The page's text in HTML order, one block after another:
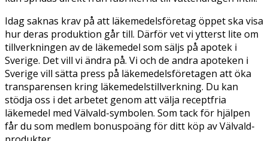
Idag saknas krav på att läkemedelsföretag öppet ska visa
hur deras produktion går till. Därför vet vi ytterst lite om
tillverkningen av de läkemedel som säljs på apotek i
Sverige. Det vill vi ändra på. Vi och de andra apoteken i
Sverige vill sätta press på läkemedelsföretagen att öka
transparensen kring läkemedelstillverkning. Du kan
stödja oss i det arbetet genom att välja receptfria
läkemedel med Välvald-symbolen. Som tack för hjälpen
får du som medlem bonuspoäng för ditt köp av Välvald-